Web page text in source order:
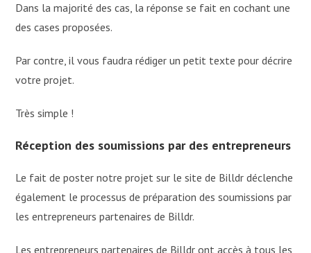
Dans la majorité des cas, la réponse se fait en cochant une
des cases proposées.
Par contre, il vous faudra rédiger un petit texte pour décrire
votre projet.
Très simple !
Réception des soumissions par des entrepreneurs
Le fait de poster notre projet sur le site de Billdr déclenche
également le processus de préparation des soumissions par
les entrepreneurs partenaires de Billdr.
Les entrepreneurs partenaires de Billdr ont accès à tous les